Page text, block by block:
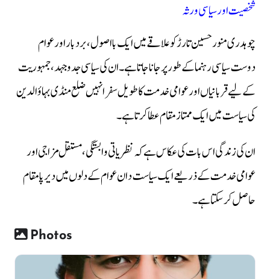
شخصیت اور سیاسی ورثہ
چوہدری منور حسین تارڑ کو علاقے میں ایک بااصول، بردبار اور عوام
دوست سیاسی رہنما کے طور پر جانا جاتا ہے۔ ان کی سیاسی جدوجہد، جمہوریت
کے لیے قربانیاں اور عوامی خدمت کا طویل سفر انہیں ضلع منڈی بہاؤالدین
کی سیاست میں ایک ممتاز مقام عطا کرتا ہے۔
ان کی زندگی اس بات کی عکاس ہے کہ نظریاتی وابستگی، مستقل مزاجی اور
عوامی خدمت کے ذریعے ایک سیاست دان عوام کے دلوں میں دیرپا مقام
حاصل کر سکتا ہے۔
Photos